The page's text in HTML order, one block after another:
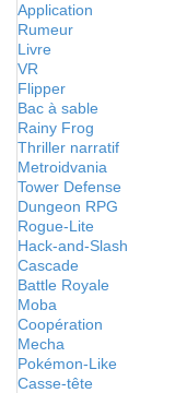
Application
Rumeur
Livre
VR
Flipper
Bac à sable
Rainy Frog
Thriller narratif
Metroidvania
Tower Defense
Dungeon RPG
Rogue-Lite
Hack-and-Slash
Cascade
Battle Royale
Moba
Coopération
Mecha
Pokémon-Like
Casse-tête